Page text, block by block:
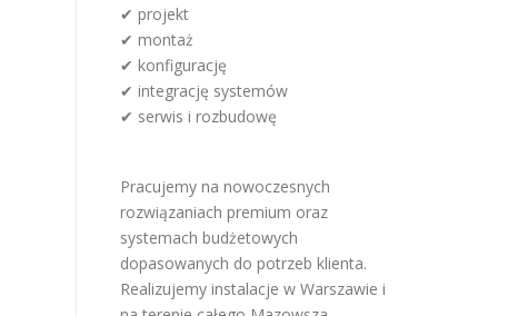
✔ projekt
✔ montaż
✔ konfigurację
✔ integrację systemów
✔ serwis i rozbudowę
Pracujemy na nowoczesnych
rozwiązaniach premium oraz
systemach budżetowych
dopasowanych do potrzeb klienta.
Realizujemy instalacje w Warszawie i